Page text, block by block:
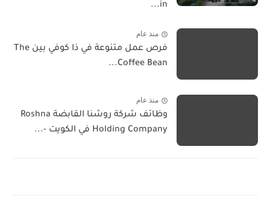
in...
منذ عام
فرص عمل متنوعة في ذا كوفي بين The
Coffee Bean...
منذ عام
وظائف شركة روشنا القابضة Roshna
Holding Company في الكويت -...